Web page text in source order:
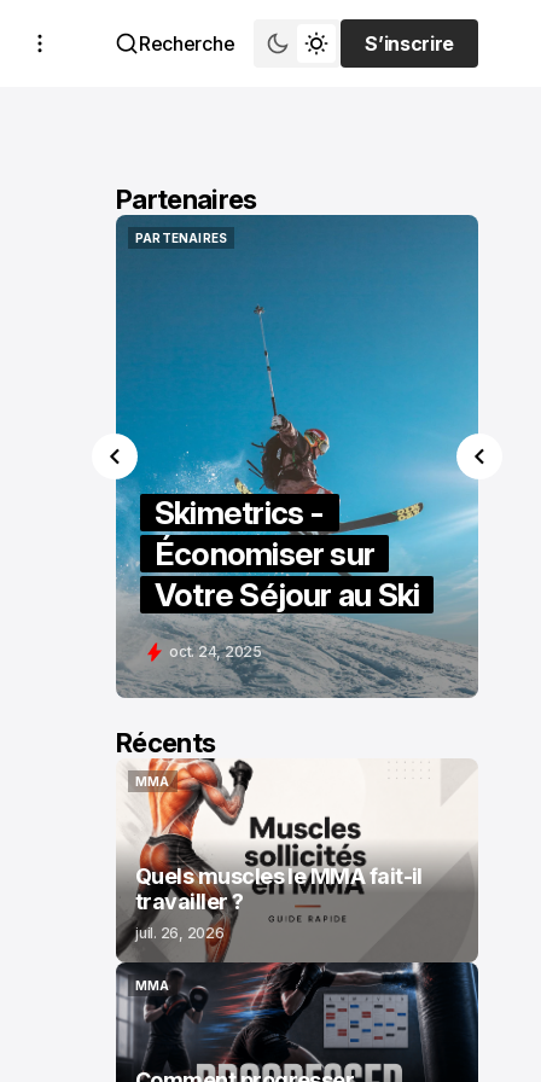
Recherche
S’inscrire
S’inscrire
Partenaires
PARTENAIRES
Skimetrics -
Économiser sur
Votre Séjour au Ski
oct. 24, 2025
Récents
MMA
MMA
Quels muscles le MMA fait-il
travailler ?
juil. 26, 2026
MMA
MMA